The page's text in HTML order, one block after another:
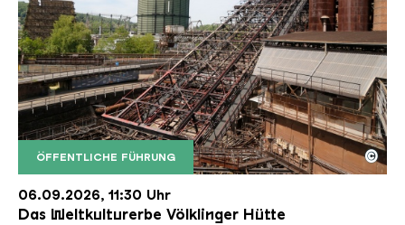
ÖFFENTLICHE FÜHRUNG
Der Erzschrägaufzug der Völklinger Hütte mit
Copyright: Weltkulturerbe Völklinger Hütte | Karl
©
06.09.2026, 11:30 Uhr
Das Weltkulturerbe Völklinger Hütte